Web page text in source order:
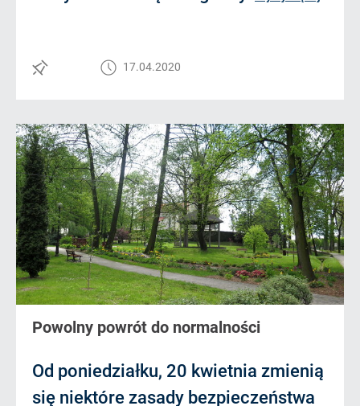
17.04.2020
Powolny powrót do normalności
Od poniedziałku, 20 kwietnia zmienią
się niektóre zasady bezpieczeństwa